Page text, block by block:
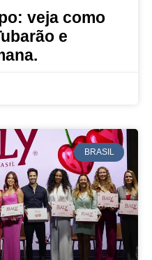
veja como
e
BRASIL